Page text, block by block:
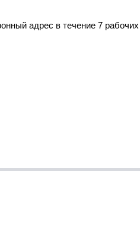
адрес в течение 7